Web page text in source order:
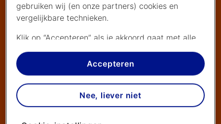
gebruiken wij (en onze partners) cookies en
vergelijkbare technieken.
Klik op “Accepteren” als je akkoord gaat met alle
cookies. Kies je voor “Nee, liever niet”, dan
plaatsen we alleen strikt noodzakelijke cookies om
de website goed te laten werken. Dat betekent
dat we geen vormen van personalisatie
toepassen.
Accepteren
Nee, liever niet